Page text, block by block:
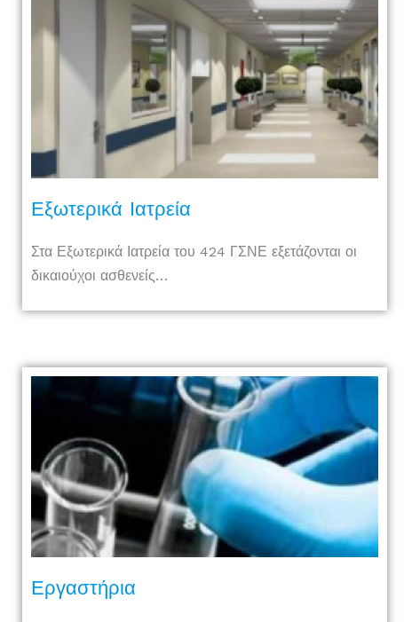
Εξωτερικά Ιατρεία
Στα Εξωτερικά Ιατρεία του 424 ΓΣΝΕ εξετάζονται οι
δικαιούχοι ασθενείς…
Εργαστήρια